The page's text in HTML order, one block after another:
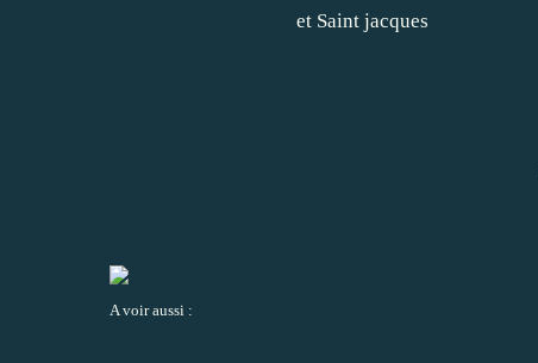
et Saint jacques
A voir aussi :